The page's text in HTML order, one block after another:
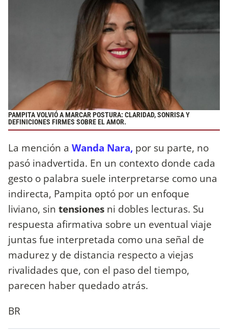
PAMPITA VOLVIÓ A MARCAR POSTURA: CLARIDAD, SONRISA Y
DEFINICIONES FIRMES SOBRE EL AMOR.
La mención a Wanda Nara, por su parte, no
pasó inadvertida. En un contexto donde cada
gesto o palabra suele interpretarse como una
indirecta, Pampita optó por un enfoque
liviano, sin tensiones ni dobles lecturas. Su
respuesta afirmativa sobre un eventual viaje
juntas fue interpretada como una señal de
madurez y de distancia respecto a viejas
rivalidades que, con el paso del tiempo,
parecen haber quedado atrás.
BR